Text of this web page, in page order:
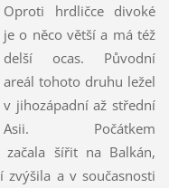
Oproti hrdličce divoké
je o něco větší a má též
delší ocas. Původní
areál tohoto druhu ležel
v jihozápadní až střední
Asii. Počátkem
šířit na Balkán,
a v současnosti